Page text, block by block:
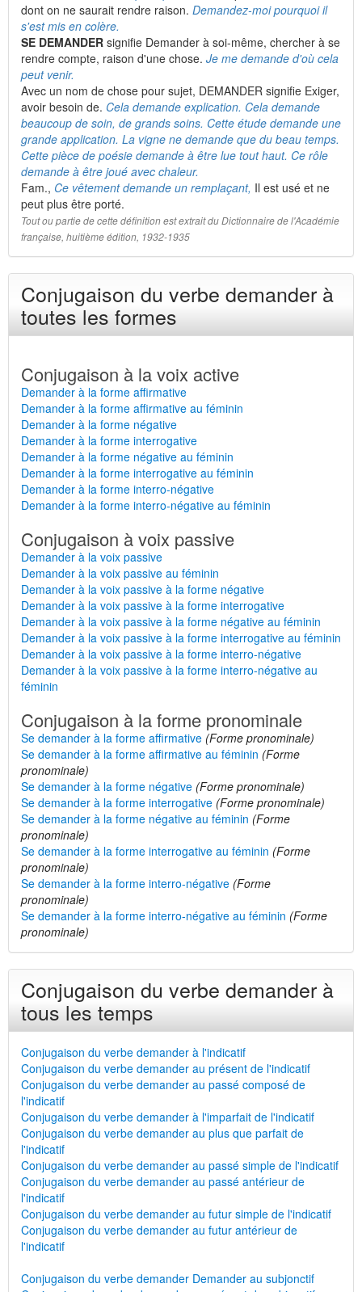
dont on ne saurait rendre raison. Demandez-moi pourquoi il
s'est mis en colère.
SE DEMANDER signifie Demander à soi-même, chercher à se
rendre compte, raison d'une chose. Je me demande d'où cela
peut venir.
Avec un nom de chose pour sujet, DEMANDER signifie Exiger,
avoir besoin de. Cela demande explication. Cela demande
beaucoup de soin, de grands soins. Cette étude demande une
grande application. La vigne ne demande que du beau temps.
Cette pièce de poésie demande à être lue tout haut. Ce rôle
demande à être joué avec chaleur.
Fam., Ce vêtement demande un remplaçant, Il est usé et ne
peut plus être porté.
Tout ou partie de cette définition est extrait du Dictionnaire de l'Académie
française, huitième édition, 1932-1935
Conjugaison du verbe demander à
toutes les formes
Conjugaison à la voix active
Demander à la forme affirmative
Demander à la forme affirmative au féminin
Demander à la forme négative
Demander à la forme interrogative
Demander à la forme négative au féminin
Demander à la forme interrogative au féminin
Demander à la forme interro-négative
Demander à la forme interro-négative au féminin
Conjugaison à voix passive
Demander à la voix passive
Demander à la voix passive au féminin
Demander à la voix passive à la forme négative
Demander à la voix passive à la forme interrogative
Demander à la voix passive à la forme négative au féminin
Demander à la voix passive à la forme interrogative au féminin
Demander à la voix passive à la forme interro-négative
Demander à la voix passive à la forme interro-négative au
féminin
Conjugaison à la forme pronominale
Se demander à la forme affirmative (Forme pronominale)
Se demander à la forme affirmative au féminin (Forme
pronominale)
Se demander à la forme négative (Forme pronominale)
Se demander à la forme interrogative (Forme pronominale)
Se demander à la forme négative au féminin (Forme
pronominale)
Se demander à la forme interrogative au féminin (Forme
pronominale)
Se demander à la forme interro-négative (Forme
pronominale)
Se demander à la forme interro-négative au féminin (Forme
pronominale)
Conjugaison du verbe demander à
tous les temps
Conjugaison du verbe demander à l'indicatif
Conjugaison du verbe demander au présent de l'indicatif
Conjugaison du verbe demander au passé composé de
l'indicatif
Conjugaison du verbe demander à l'imparfait de l'indicatif
Conjugaison du verbe demander au plus que parfait de
l'indicatif
Conjugaison du verbe demander au passé simple de l'indicatif
Conjugaison du verbe demander au passé antérieur de
l'indicatif
Conjugaison du verbe demander au futur simple de l'indicatif
Conjugaison du verbe demander au futur antérieur de
l'indicatif
Conjugaison du verbe demander Demander au subjonctif